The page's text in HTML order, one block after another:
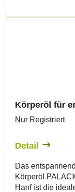
Körperöl für
Nur Registriert
Detail
Das
Körperöl
Hanf ist die